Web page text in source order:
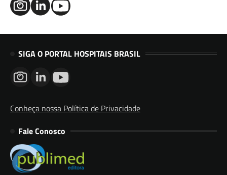
SIGA O PORTAL HOSPITAIS BRASIL
Conheça nossa Política de Privacidade
Fale Conosco